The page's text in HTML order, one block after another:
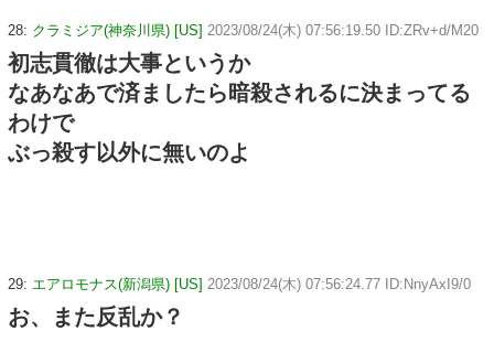
28: クラミジア(神奈川県) [US] 2023/08/24(木) 07:56:19.50 ID:ZRv+d/M20
初志貫徹は大事というか
なあなあで済ましたら暗殺されるに決まってる
わけで
ぶっ殺す以外に無いのよ
29: エアロモナス(新潟県) [US] 2023/08/24(木) 07:56:24.77 ID:NnyAxI9/0
お、また反乱か？